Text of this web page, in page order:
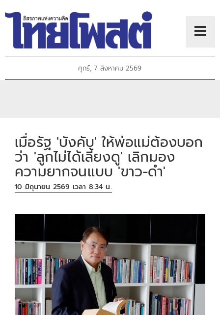
ศุกร์, 7 สิงหาคม 2569
เมื่อรัฐ 'บังคับ' ให้พ่อแม่ต้องบอก
ว่า 'ลูกไม่ได้เลี้ยงดู' เลิกมอง
ความยากจนแบบ 'ขาว-ดำ'
10 มิถุนายน 2569 เวลา 8:34 น.